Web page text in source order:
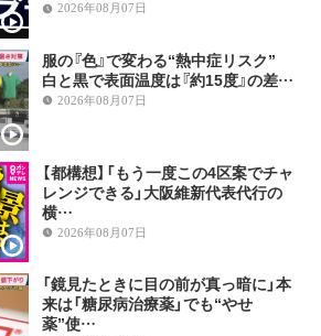
2026年08月07日
服の『色』で変わる“熱中症リスク”
白と黒で表面温度は『約15度』の差…
2026年08月07日
【都構想】「もう一度この4区案でチャ
レンジできる」大阪維新代表代行の
横…
2026年08月07日
「鏡見たときに目の前が真っ暗に」本
来は「糖尿病治療薬」でも“やせ
薬”使…